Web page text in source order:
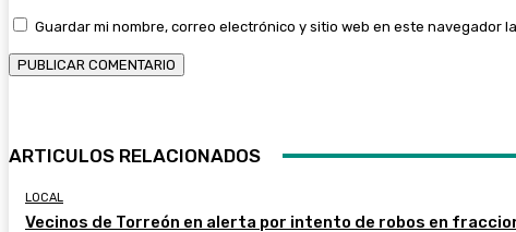
Guardar mi nombre, correo electrónico y sitio web en este navegador
ARTICULOS RELACIONADOS
LOCAL
Vecinos de Torreón en alerta por intento de robos en